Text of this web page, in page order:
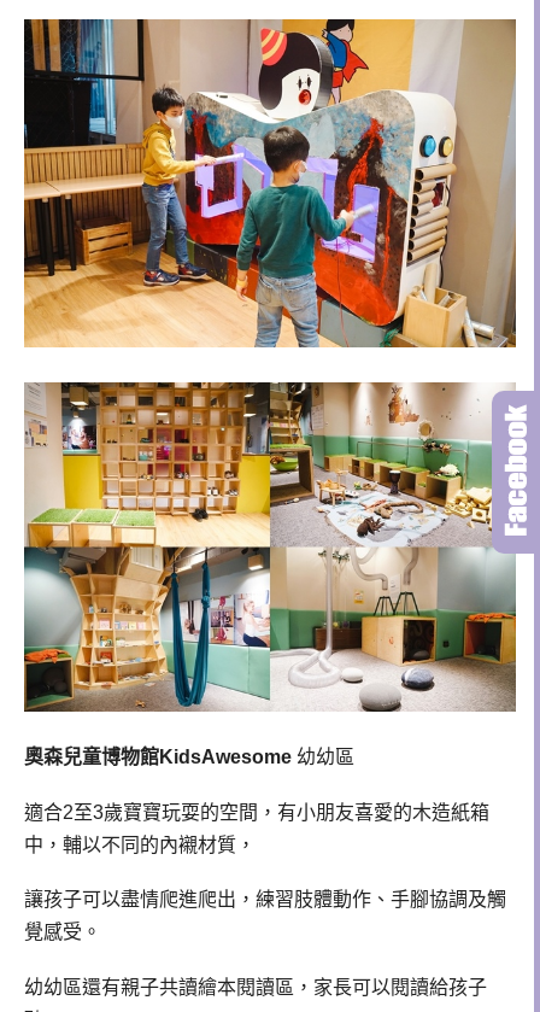
奧森兒童博物館KidsAwesome 幼幼區
適合2至3歲寶寶玩耍的空間，有小朋友喜愛的木造紙箱
中，輔以不同的內襯材質，
讓孩子可以盡情爬進爬出，練習肢體動作、手腳協調及觸
覺感受。
幼幼區還有親子共讀繪本閱讀區，家長可以閱讀給孩子